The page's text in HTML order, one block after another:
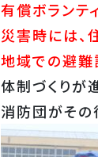
有償ボランテ
災害時には、
地域での避難
体制づくりが
消防団がその